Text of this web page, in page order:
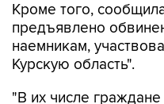
Кроме того,
предъявлено
наемникам,
Курскую область".
"В их числе